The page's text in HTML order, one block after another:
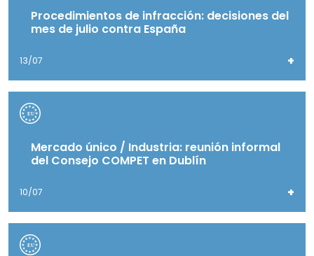
Procedimientos de infracción: decisiones del
mes de julio contra España
13/07 +
Mercado único / Industria: reunión informal
del Consejo COMPET en Dublín
10/07 +